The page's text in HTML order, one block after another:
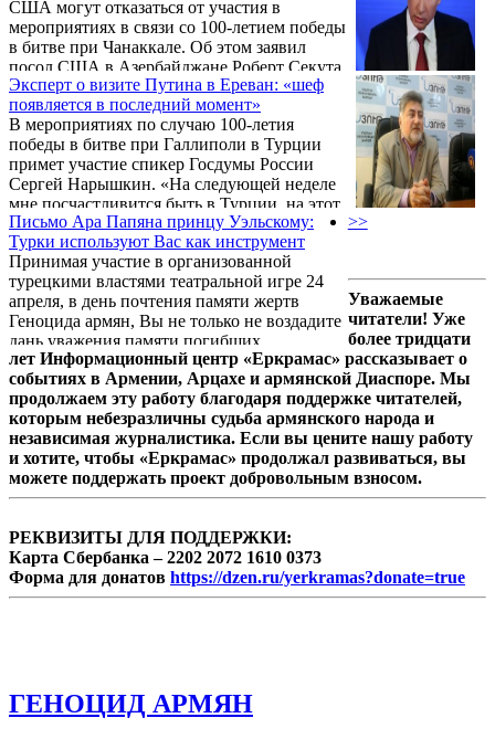
США могут отказаться от участия в
мероприятиях в связи со 100-летием победы
в битве при Чанаккале. Об этом заявил
посол США в Азербайджане Роберт Секута,
сообщает АПА.
Эксперт о визите Путина в Ереван: «шеф
появляется в последний момент»
В мероприятиях по случаю 100-летия
победы в битве при Галлиполи в Турции
примет участие спикер Госдумы России
Сергей Нарышкин. «На следующей неделе
мне посчастливится быть в Турции, на этот
раз в Стамбуле, для участия в праздновании
столетия Дарданелльской операции», —
сказал Нарышкин на встрече с главой
парламента Турции Джемилем Чичеком.
Письмо Ара Папяна принцу Уэльскому:
Турки используют Вас как инструмент
Принимая участие в организованной
турецкими властями театральной игре 24
апреля, в день почтения памяти жертв
Геноцида армян, Вы не только не воздадите
дань уважения памяти погибших
британских подданных в битве при
Галлиполи, но и оскорбите ее. Об этом
говорится в открытом письме руководителя
центра «Модус Вивенди» Ара Папяна
принцу Уэльскому Чарльзу Филиппу
Артуру Джорджу.
>>
Уважаемые
читатели! Уже
более тридцати
лет Информационный центр «Еркрамас» рассказывает о
событиях в Армении, Арцахе и армянской Диаспоре. Мы
продолжаем эту работу благодаря поддержке читателей,
которым небезразличны судьба армянского народа и
независимая журналистика. Если вы цените нашу работу
и хотите, чтобы «Еркрамас» продолжал развиваться, вы
можете поддержать проект добровольным взносом.
РЕКВИЗИТЫ ДЛЯ ПОДДЕРЖКИ:
Карта Сбербанка – 2202 2072 1610 0373
Форма для донатов https://dzen.ru/yerkramas?donate=true
ГЕНОЦИД АРМЯН